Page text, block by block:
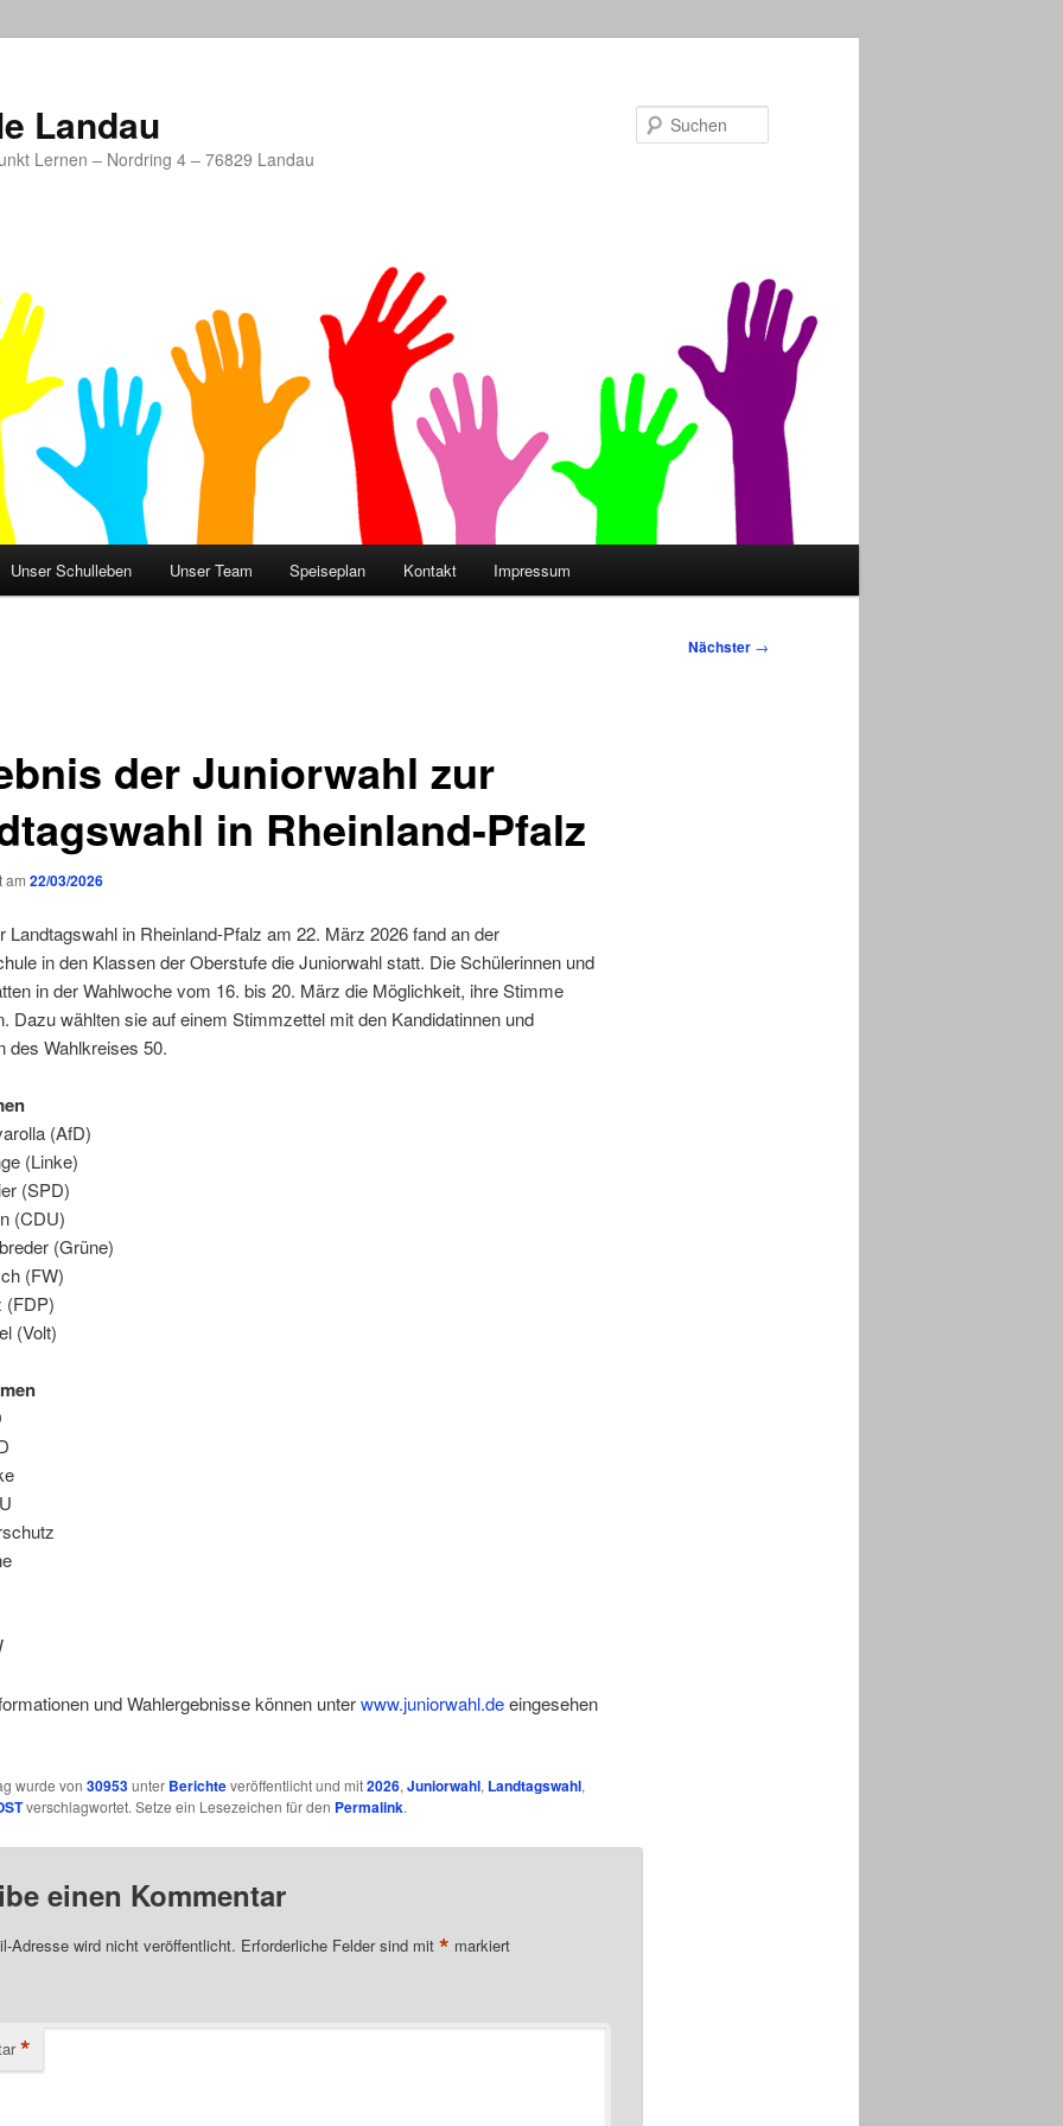
Landau
Lernen – Nordring 4 – 76829 Landau
Unser Schulleben Unser Team Speiseplan Kontakt Impressum
Nächster →
der Juniorwahl zur
in Rheinland-Pfalz
am 22/03/2026
Landtagswahl in Rheinland-Pfalz am 22. März 2026 fand an der
in den Klassen der Oberstufe die Juniorwahl statt. Die Schülerinnen und
in der Wahlwoche vom 16. bis 20. März die Möglichkeit, ihre Stimme
Dazu wählten sie auf einem Stimmzettel mit den Kandidatinnen und
des Wahlkreises 50.
(AfD)
(Linke)
(SPD)
(CDU)
(Grüne)
(FW)
(FDP)
(Volt)
und Wahlergebnisse können unterwww.juniorwahl.deeingesehen
wurde von 30953unter Berichteveröffentlicht und mit2026, Juniorwahl, Landtagswahl,
verschlagwortet. Setze ein Lesezeichen für den Permalink.
einen Kommentar
Adresse wird nicht veröffentlicht. Erforderliche Felder sind mit * markiert
*